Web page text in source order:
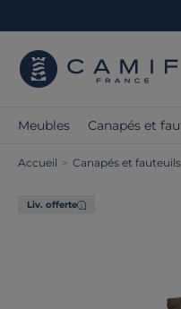
Meubles Canapés et
Accueil > Canapés et fauteuils
Liv. offerte